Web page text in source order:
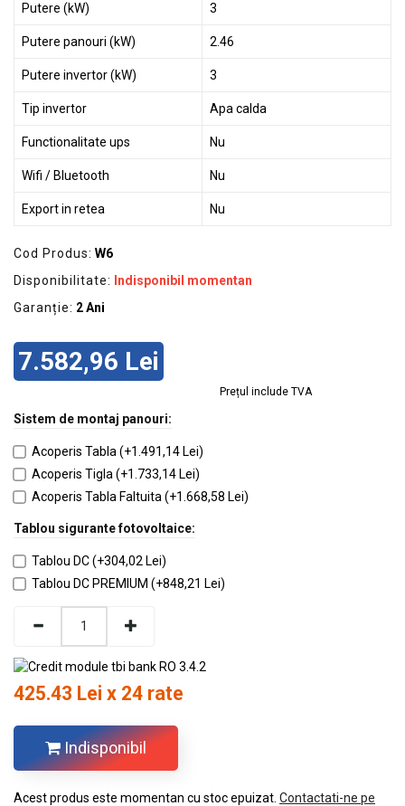
Putere (kW) 3
Putere panouri (kW) 2.46
Putere invertor (kW) 3
Tip invertor Apa calda
Functionalitate ups Nu
Wifi / Bluetooth Nu
Export in retea Nu
Cod Produs: W6
Disponibilitate:
Indisponibil momentan
Garanție: 2 Ani
7.582,96 Lei
Prețul include TVA
Sistem de montaj panouri:
Acoperis Tabla (+1.491,14 Lei)
Acoperis Tigla (+1.733,14 Lei)
Acoperis Tabla Faltuita (+1.668,58 Lei)
Tablou sigurante fotovoltaice:
Tablou DC (+304,02 Lei)
Tablou DC PREMIUM (+848,21 Lei)
425.43 Lei x 24 rate
Indisponibil
Acest produs este momentan cu stoc epuizat. Contactati-ne pe